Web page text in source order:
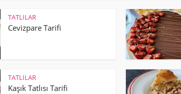
TATLILAR
Cevizpare Tarifi
TATLILAR
Kaşık Tatlısı Tarifi